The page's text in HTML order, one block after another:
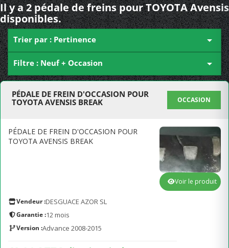
Il y a 2 pédale de freins pour TOYOTA Avensis
disponibles.
Trier par : Pertinence 
Filtre : Neuf + Occasion 
PÉDALE DE FREIN D'OCCASION POUR
TOYOTA AVENSIS BREAK
OCCASION
PÉDALE DE FREIN D'OCCASION POUR
TOYOTA AVENSIS BREAK
Vendeur :DESGUACE AZOR SL
Garantie :12 mois
Version :Advance 2008-2015
Voir le produit